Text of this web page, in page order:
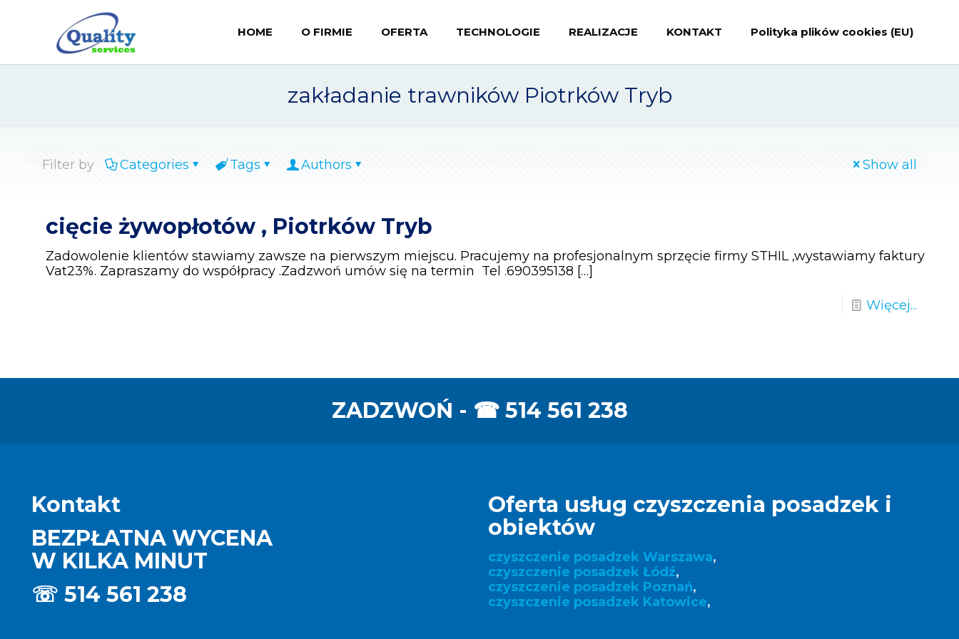
HOME O FIRMIE OFERTA TECHNOLOGIE REALIZACJE KONTAKT Polityka plików cookies (EU)
zakładanie trawników Piotrków Tryb
Filter by Categories Tags Authors Show all
cięcie żywopłotów , Piotrków Tryb
Zadowolenie klientów stawiamy zawsze na pierwszym miejscu. Pracujemy na profesjonalnym sprzęcie firmy STHIL ,wystawiamy faktury
Vat23%. Zapraszamy do współpracy .Zadzwoń umów się na termin Tel .690395138 […]
Więcej...
ZADZWOŃ - ☎ 514 561 238
Kontakt
BEZPŁATNA WYCENA
W KILKA MINUT
☏ 514 561 238
Oferta usług czyszczenia posadzek i
obiektów
czyszczenie posadzek Warszawa,
czyszczenie posadzek Łódź,
czyszczenie posadzek Poznań,
czyszczenie posadzek Katowice,